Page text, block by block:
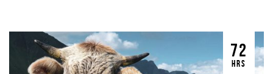
72
HRS